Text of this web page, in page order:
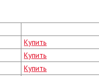
Купить
Купить
Купить